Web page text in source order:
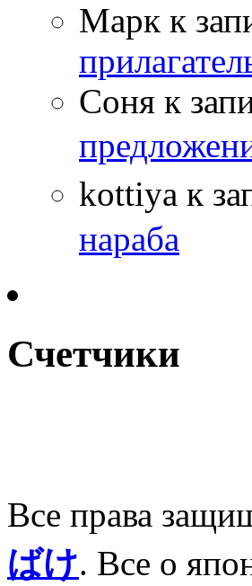
Марк к
Соня к
kottiya к
нараба
Счетчики
Все права
ばけ. Все о